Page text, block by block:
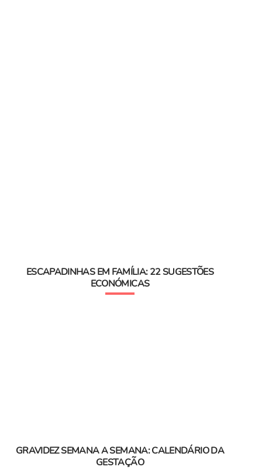
ESCAPADINHAS EM FAMÍLIA: 22 SUGESTÕES
ECONÓMICAS
GRAVIDEZ SEMANA A SEMANA: CALENDÁRIO DA
GESTAÇÃO